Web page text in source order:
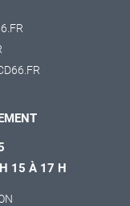
15 À 17 H